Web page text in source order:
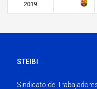
2019
STEIBI
Sindicato de